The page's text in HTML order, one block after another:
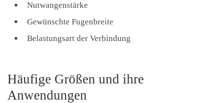
Nutwangenstärke
Gewünschte Fugenbreite
Belastungsart der Verbindung
Häufige Größen und ihre
Anwendungen